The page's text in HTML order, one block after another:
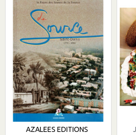
AZALEES EDITIONS